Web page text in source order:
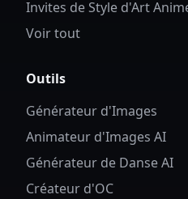
Invites de Style d'Art
Contrôler les Détails et le
Voir tout
Outils
Générateur d'Images
Animateur d'Images AI
Générateur de Danse AI
Créateur d'OC